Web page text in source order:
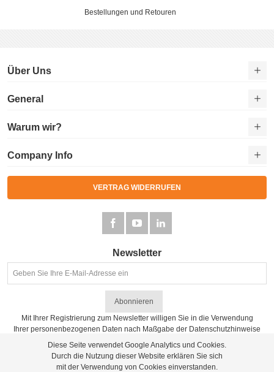
Bestellungen und Retouren
Über Uns
General
Warum wir?
Company Info
VERTRAG WIDERRUFEN
Newsletter
Abonnieren
Mit Ihrer Registrierung zum Newsletter willigen Sie in die Verwendung
Ihrer personenbezogenen Daten nach Maßgabe der Datenschutzhinweise
Diese Seite verwendet Google Analytics und Cookies.
Durch die Nutzung dieser Website erklären Sie sich
mit der Verwendung von Cookies einverstanden.